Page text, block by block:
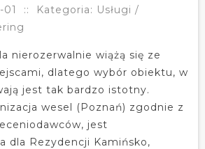
::
Kategoria: Usługi /
nierozerwalnie wiążą się ze
dlatego wybór obiektu, w
jest tak bardzo istotny.
wesel (Poznań) zgodnie z
jest
dla Rezydencji Kamińsko,